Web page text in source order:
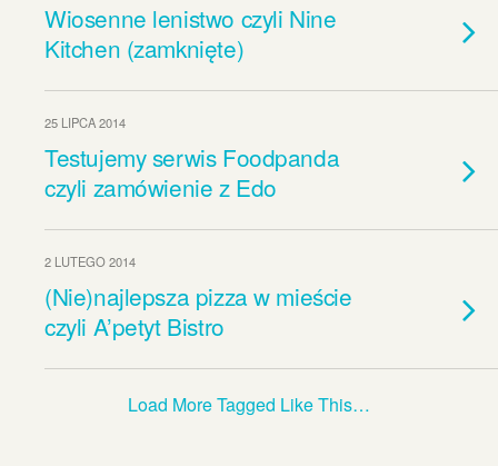
Wiosenne lenistwo czyli Nine
Kitchen (zamknięte)
25 LIPCA 2014
Testujemy serwis Foodpanda
czyli zamówienie z Edo
2 LUTEGO 2014
(Nie)najlepsza pizza w mieście
czyli A’petyt Bistro
Load More Tagged Like This…